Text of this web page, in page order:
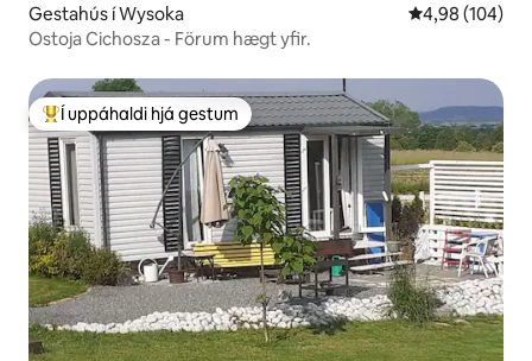
Gestahús í Wysoka 4,98 af 5 í
4,98 (104)
Ostoja Cichosza - Förum hægt yfir.
Í mestu uppáhaldi hjá gestum
Í uppáhaldi hjá gestum